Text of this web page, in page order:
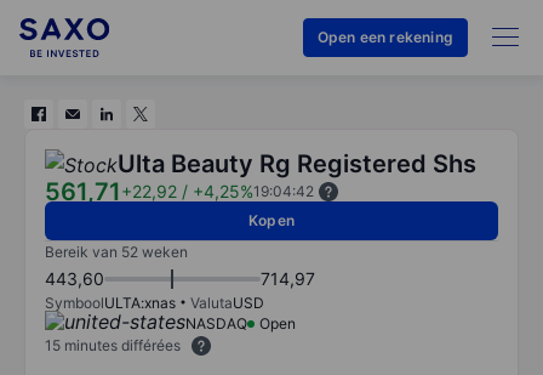
Open een rekening
Ulta Beauty Rg Registered Shs
561,71+22,92 / +4,25%19:04:42
Kopen
Bereik van 52 weken
443,60 714,97
SymboolULTA:xnas ValutaUSD
NASDAQ
Open
15 minutes différées